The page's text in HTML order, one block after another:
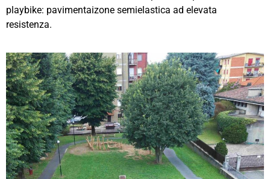
playbike: pavimentaizone semielastica ad elevata
resistenza.